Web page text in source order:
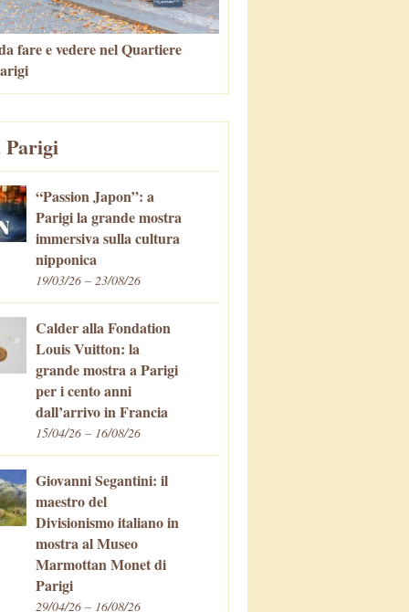
fare e vedere nel Quartiere
Parigi
“Passion Japon”: a
Parigi la grande mostra
immersiva sulla cultura
nipponica
19/03/26 – 23/08/26
Calder alla Fondation
Louis Vuitton: la
grande mostra a Parigi
per i cento anni
dall’arrivo in Francia
15/04/26 – 16/08/26
Giovanni Segantini: il
maestro del
Divisionismo italiano in
mostra al Museo
Marmottan Monet di
Parigi
29/04/26 – 16/08/26